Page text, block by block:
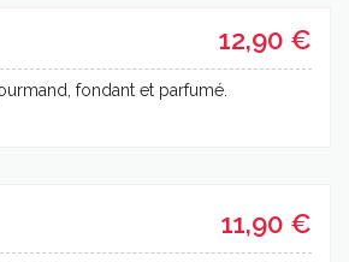
12,90 €
fondant et parfumé.
11,90 €